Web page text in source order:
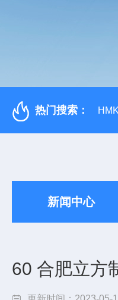
热门搜索：
新闻中心
60 合肥立方